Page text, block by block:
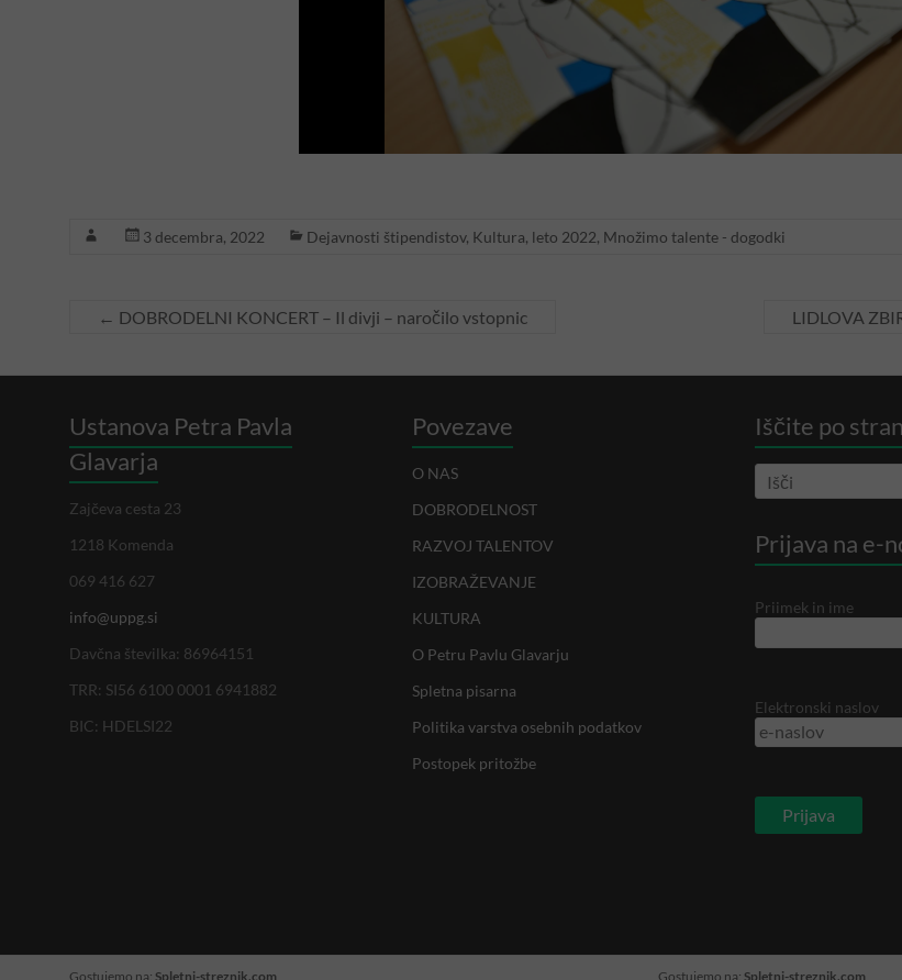
3 decembra, 2022 Dejavnosti štipendistov, Kultura, leto 2022, Množimo talente - dogodki
← DOBRODELNI KONCERT – Il divji – naročilo vstopnic LIDLOVA
Ustanova Petra Pavla
Glavarja
Zajčeva cesta 23
1218 Komenda
069 416 627
info@uppg.si
Davčna številka: 86964151
TRR: SI56 6100 0001 6941882
BIC: HDELSI22
Povezave
O NAS
DOBRODELNOST
RAZVOJ TALENTOV
IZOBRAŽEVANJE
KULTURA
O Petru Pavlu Glavarju
Spletna pisarna
Politika varstva osebnih podatkov
Postopek pritožbe
Iščite po
Prijava na e-
Priimek in ime
Elektronski naslov
Gostujemo na: Spletni-streznik.com Gostujemo na: Spletni-streznik.com